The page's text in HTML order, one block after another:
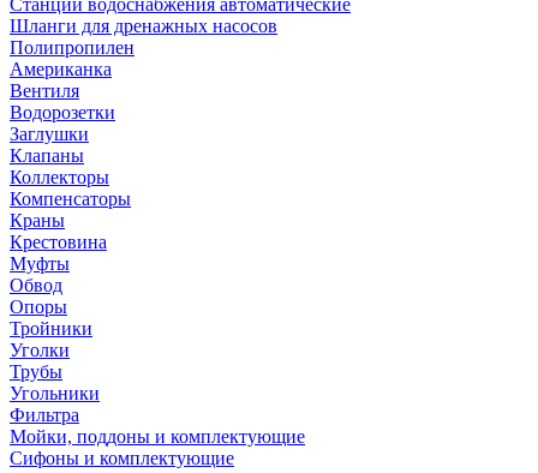
Станции водоснабжения автоматические
Шланги для дренажных насосов
Полипропилен
Американка
Вентиля
Водорозетки
Заглушки
Клапаны
Коллекторы
Компенсаторы
Краны
Крестовина
Муфты
Обвод
Опоры
Тройники
Уголки
Трубы
Угольники
Фильтра
Мойки, поддоны и комплектующие
Сифоны и комплектующие